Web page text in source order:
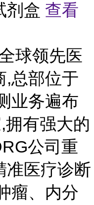
剂盒 查看
球领先医
,总部位于
业务遍布
有强大的
公司重
准医疗诊断
瘤、内分